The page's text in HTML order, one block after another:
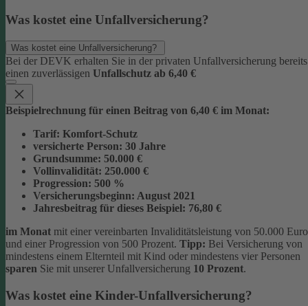
Was kostet eine Unfallversicherung?
Was kostet eine Unfallversicherung?
Bei der DEVK erhalten Sie in der privaten Unfallversicherung bereits
einen zuverlässigen Unfallschutz ab 6,40 €
Beispielrechnung für einen Beitrag von 6,40 € im Monat:
Tarif: Komfort-Schutz
versicherte Person: 30 Jahre
Grundsumme: 50.000 €
Vollinvalidität: 250.000 €
Progression: 500 %
Versicherungsbeginn: August 2021
Jahresbeitrag für dieses Beispiel: 76,80 €
im Monat mit einer vereinbarten Invaliditätsleistung von 50.000 Euro
und einer Progression von 500 Prozent. Tipp: Bei Versicherung von
mindestens einem Elternteil mit Kind oder mindestens vier Personen
sparen Sie mit unserer Unfallversicherung 10 Prozent.
Was kostet eine Kinder-Unfallversicherung?